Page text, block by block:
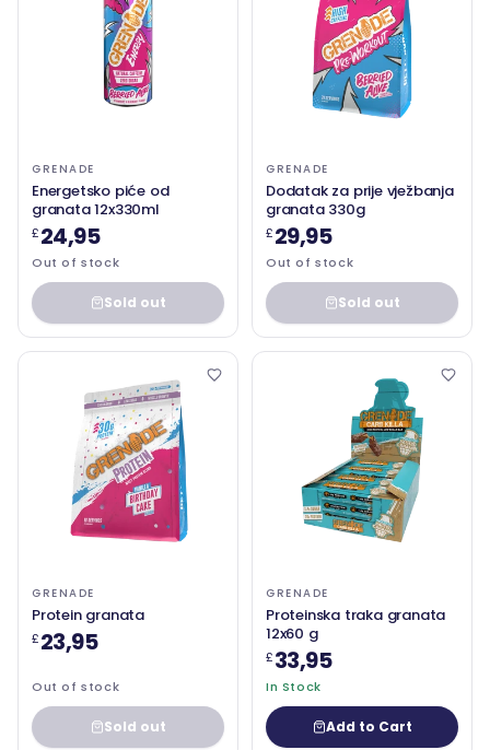
GRENADE
Energetsko piće od
granata 12x330ml
£24,95
Out of stock
Sold out
GRENADE
Dodatak za prije vježbanja
granata 330g
£29,95
Out of stock
Sold out
GRENADE
Protein granata
£23,95
Out of stock
Sold out
GRENADE
Proteinska traka granata
12x60 g
£33,95
In Stock
Add to Cart